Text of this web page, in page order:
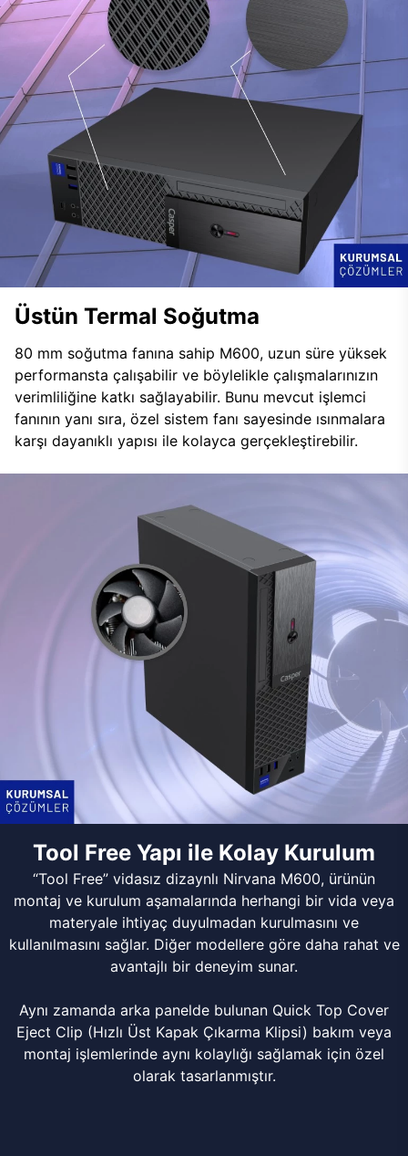
Üstün Termal Soğutma
80 mm soğutma fanına sahip M600, uzun süre yüksek
performansta çalışabilir ve böylelikle çalışmalarınızın
verimliliğine katkı sağlayabilir. Bunu mevcut işlemci
fanının yanı sıra, özel sistem fanı sayesinde ısınmalara
karşı dayanıklı yapısı ile kolayca gerçekleştirebilir.
Tool Free Yapı ile Kolay Kurulum
“Tool Free” vidasız dizaynlı Nirvana M600, ürünün
montaj ve kurulum aşamalarında herhangi bir vida veya
materyale ihtiyaç duyulmadan kurulmasını ve
kullanılmasını sağlar. Diğer modellere göre daha rahat ve
avantajlı bir deneyim sunar.
Aynı zamanda arka panelde bulunan Quick Top Cover
Eject Clip (Hızlı Üst Kapak Çıkarma Klipsi) bakım veya
montaj işlemlerinde aynı kolaylığı sağlamak için özel
olarak tasarlanmıştır.